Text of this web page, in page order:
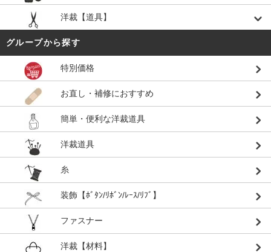
洋裁【道具】
グループから探す
特別価格
お直し・補修におすすめ
簡単・便利な洋裁道具
洋裁道具
糸
装飾【ﾎﾞﾀﾝ/ﾘﾎﾞﾝ/ﾚｰｽ/ﾘﾌﾞ】
ファスナー
洋裁【材料】